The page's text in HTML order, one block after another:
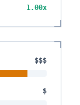
1.00x
$$$
$